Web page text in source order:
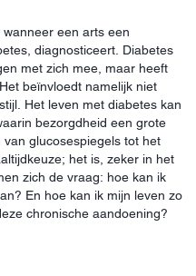
een arts een
diagnosticeert. Diabetes
met zich mee, maar heeft
beïnvloedt namelijk niet
Het leven met diabetes kan
bezorgdheid een grote
glucosespiegels tot het
het is, zeker in het
zich de vraag: hoe kan ik
En hoe kan ik mijn leven zo
chronische aandoening?